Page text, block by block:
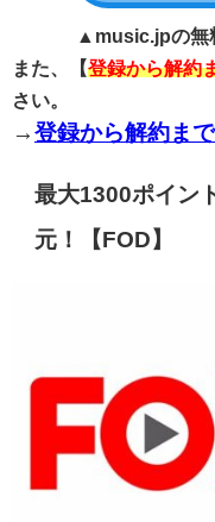
▲music.jpの無
また、【登録から解約
さい。
→ 登録から解約ま
最大1300ポイン
元！【FOD】